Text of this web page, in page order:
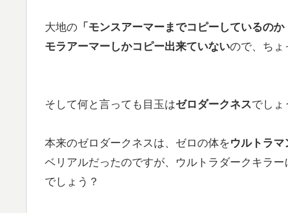
大地の 「モンスアーマーまでコピーしているのか
モラアーマーしかコピー出来ていないので、ちょ
そして何と言っても目玉はゼロダークネスでしょ
本来のゼロダークネスは、ゼロの体を ウルトラ
ベリアルだったのですが、ウルトラダークキラ
でしょう？